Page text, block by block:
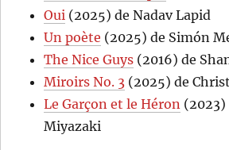
Oui (2025) de Nadav Lapid
Un poète (2025) de Simón
The Nice Guys (2016) de
Miroirs No. 3 (2025) de
Le Garçon et le Héron (2023)
Miyazaki